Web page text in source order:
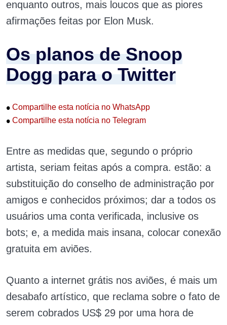
enquanto outros, mais loucos que as piores
afirmações feitas por Elon Musk.
Os planos de Snoop
Dogg para o Twitter
• Compartilhe esta notícia no WhatsApp
• Compartilhe esta notícia no Telegram
Entre as medidas que, segundo o próprio
artista, seriam feitas após a compra. estão: a
substituição do conselho de administração por
amigos e conhecidos próximos; dar a todos os
usuários uma conta verificada, inclusive os
bots; e, a medida mais insana, colocar conexão
gratuita em aviões.
Quanto a internet grátis nos aviões, é mais um
desabafo artístico, que reclama sobre o fato de
serem cobrados US$ 29 por uma hora de